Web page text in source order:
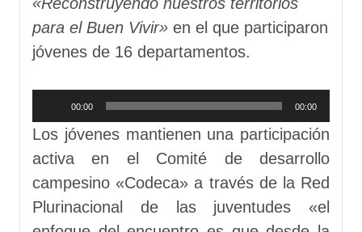
para el Buen Vivir» en el que participaron
jóvenes de 16 departamentos.
Reproductor
de
audio
00:00 00:00
Los jóvenes mantienen una participación
activa en el Comité de desarrollo
campesino «Codeca» a través de la Red
Plurinacional de las juventudes «el